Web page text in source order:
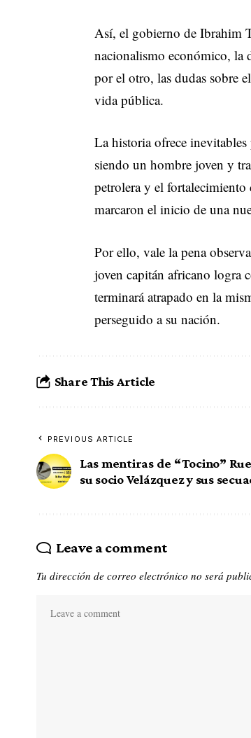
Así, el gobierno de Ibrahim
nacionalismo económico, la
por el otro, las dudas sobre
vida pública.
La historia ofrece
siendo un hombre joven y
petrolera y el
marcaron el inicio de una
Por ello, vale la pena
joven capitán africano logra
terminará atrapado en la
perseguido a su nación.
Share This Article
PREVIOUS ARTICLE
Las mentiras de “Tocino”
su socio Velázquez y sus
Leave a comment
Tu dirección de correo electrónico no será